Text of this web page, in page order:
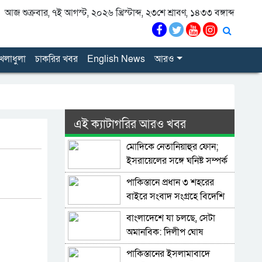
আজ শুক্রবার, ৭ই আগস্ট, ২০২৬ খ্রিস্টাব্দ, ২৩শে শ্রাবণ, ১৪৩৩ বঙ্গাব্দ
চাকরির খবর English News আরও
এই ক্যাটাগরির আরও খবর
মোদিকে নেতানিয়াহুর ফোন;
ইসরায়েলের সঙ্গে ঘনিষ্ট সম্পর্ক
গড়তে চায় ভারত
পাকিস্তানে প্রধান ৩ শহরের
বাইরে সংবাদ সংগ্রহে বিদেশি
গণমাধ্যমের ওপর বিধিনিষেধ
বাংলাদেশে যা চলছে, সেটা
অমানবিক: দিলীপ ঘোষ
পাকিস্তানের ইসলামাবাদে